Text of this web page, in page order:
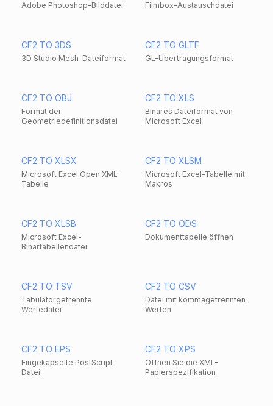
Adobe Photoshop-Bilddatei Filmbox-Austauschdatei
CF2 TO 3DS
3D Studio Mesh-Dateiformat
CF2 TO GLTF
GL-Übertragungsformat
CF2 TO OBJ
Format der
Geometriedefinitionsdatei
CF2 TO XLS
Binäres Dateiformat von
Microsoft Excel
CF2 TO XLSX
Microsoft Excel Open XML-
Tabelle
CF2 TO XLSM
Microsoft Excel-Tabelle mit
Makros
CF2 TO XLSB
Microsoft Excel-
Binärtabellendatei
CF2 TO ODS
Dokumenttabelle öffnen
CF2 TO TSV
Tabulatorgetrennte
Wertedatei
CF2 TO CSV
Datei mit kommagetrennten
Werten
CF2 TO EPS
Eingekapselte PostScript-
Datei
CF2 TO XPS
Öffnen Sie die XML-
Papierspezifikation